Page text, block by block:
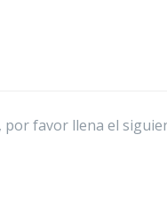
por favor llena el